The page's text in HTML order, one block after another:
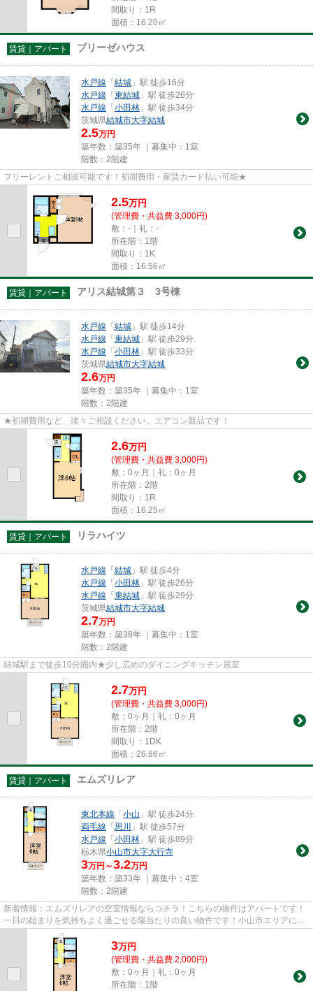
間取り：1R
面積：16.20㎡
賃貸｜アパート ブリーゼハウス
水戸線 「結城 」駅 徒歩16分
水戸線 「東結城 」駅 徒歩26分
水戸線 「小田林 」駅 徒歩34分
茨城県結城市大字結城
2.5万円
築年数：築35年 ｜募集中： 1室
階数：2階建
フリーレントご相談可能です！初期費用・家賃カード払い可能★
2.5万円
(管理費・共益費 3,000円)
敷：-｜礼：-
所在階：1階
間取り：1K
面積：16.56㎡
賃貸｜アパート アリス結城第３ 3号棟
水戸線 「結城 」駅 徒歩14分
水戸線 「東結城 」駅 徒歩29分
水戸線 「小田林 」駅 徒歩33分
茨城県結城市大字結城
2.6万円
築年数：築35年 ｜募集中： 1室
階数：2階建
★初期費用など、諸々ご相談ください。エアコン新品です！
2.6万円
(管理費・共益費 3,000円)
敷：0ヶ月｜礼：0ヶ月
所在階：2階
間取り：1R
面積：16.25㎡
賃貸｜アパート リラハイツ
水戸線 「結城 」駅 徒歩4分
水戸線 「小田林 」駅 徒歩26分
水戸線 「東結城 」駅 徒歩29分
茨城県結城市大字結城
2.7万円
築年数：築38年 ｜募集中： 1室
階数：2階建
結城駅まで徒歩10分圏内★少し広めのダイニングキッチン居室
2.7万円
(管理費・共益費 3,000円)
敷：0ヶ月｜礼：0ヶ月
所在階：2階
間取り：1DK
面積：26.86㎡
賃貸｜アパート エムズリレア
東北本線 「小山 」駅 徒歩24分
両毛線 「思川
」駅 徒歩57分
水戸線 「小田林 」駅 徒歩89分
栃木県小山市大字大行寺
3万円～3.2万円
築年数：築33年 ｜募集中： 4室
階数：2階建
新着情報：エムズリレアの空室情報ならコチラ！こちらの物件はアパートです！
一日の始まりを気持ちよく過ごせる陽当たりの良い物件です！小山市エリアにあ
る賃貸情報のことなら、地域...
3万円
(管理費・共益費 2,000円)
敷：0ヶ月｜礼：0ヶ月
所在階：1階